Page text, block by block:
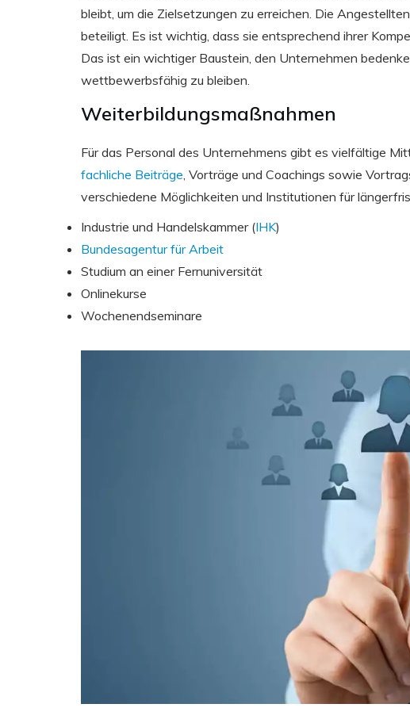
bleibt, um die Zielsetzungen zu erreichen. Die
beteiligt. Es ist wichtig, dass sie entsprechend ihrer
Das ist ein wichtiger Baustein, den Unternehmen
wettbewerbsfähig zu bleiben.
Weiterbildungsmaßnahmen
Für das Personal des Unternehmens gibt es vielfältige
fachliche Beiträge, Vorträge und Coachings sowie
verschiedene Möglichkeiten und Institutionen für
Industrie und Handelskammer (IHK)
Bundesagentur für Arbeit
Studium an einer Fernuniversität
Onlinekurse
Wochenendseminare